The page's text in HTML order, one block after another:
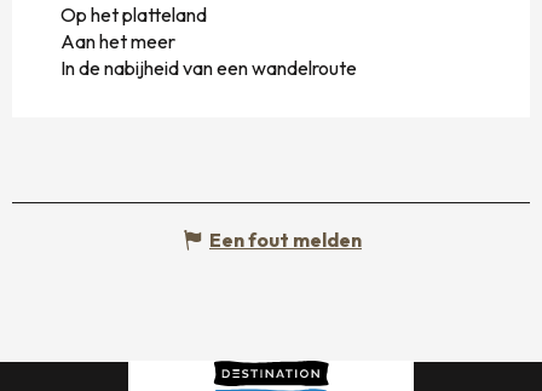
Op het platteland
Aan het meer
In de nabijheid van een wandelroute
Een fout melden